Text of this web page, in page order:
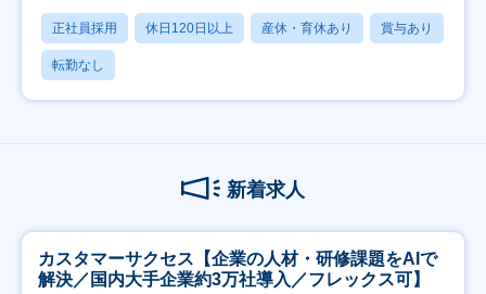
正社員採用 休日120日以上 産休・育休あり 賞与あり
転勤なし
新着求人
カスタマーサクセス【企業の人材・研修課題をAIで
解決／国内大手企業約3万社導入／フレックス可】